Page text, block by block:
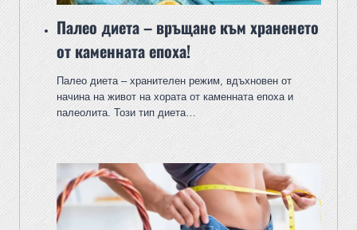
Палео диета – връщане към храненето
от каменната епоха!
Палео диета – хранителен режим, вдъхновен от
начина на живот на хората от каменната епоха и
палеолита. Този тип диета…